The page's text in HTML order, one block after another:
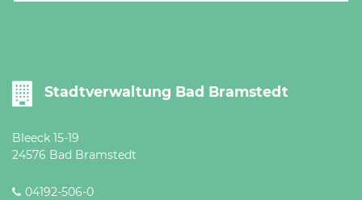
Stadtverwaltung Bad Bramstedt
Bleeck 15-19
24576 Bad Bramstedt
04192-506-0